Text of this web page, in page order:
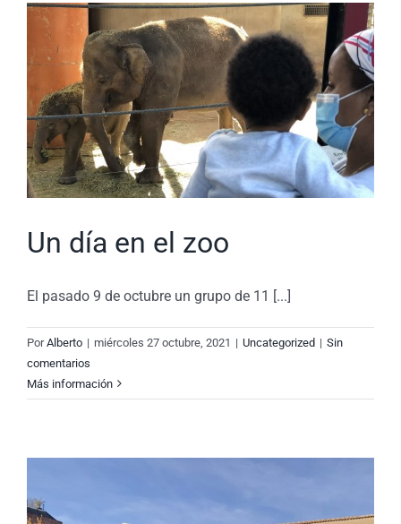
Un día en el zoo
El pasado 9 de octubre un grupo de 11 [...]
PorAlberto | miércoles 27 octubre, 2021 | Uncategorized | Sin
comentarios
Más información